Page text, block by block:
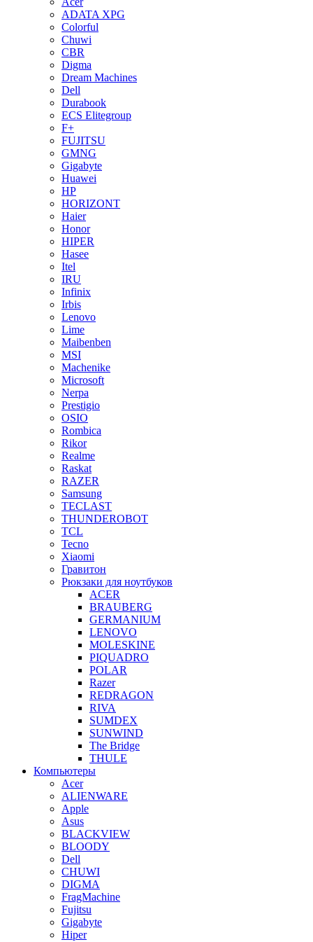
ADATA XPG
Colorful
Chuwi
CBR
Digma
Dream Machines
Dell
Durabook
ECS Elitegroup
F+
FUJITSU
GMNG
Gigabyte
Huawei
HP
HORIZONT
Haier
Honor
HIPER
Hasee
Itel
IRU
Infinix
Irbis
Lenovo
Lime
Maibenben
MSI
Machenike
Microsoft
Nerpa
Prestigio
OSIO
Rombica
Rikor
Realme
Raskat
RAZER
Samsung
TECLAST
THUNDEROBOT
TCL
Tecno
Xiaomi
Гравитон
Рюкзаки для ноутбуков
ACER
BRAUBERG
GERMANIUM
LENOVO
MOLESKINE
PIQUADRO
POLAR
Razer
REDRAGON
RIVA
SUMDEX
SUNWIND
The Bridge
THULE
Компьютеры
Acer
ALIENWARE
Apple
Asus
BLACKVIEW
BLOODY
Dell
CHUWI
DIGMA
FragMachine
Fujitsu
Gigabyte
Hiper